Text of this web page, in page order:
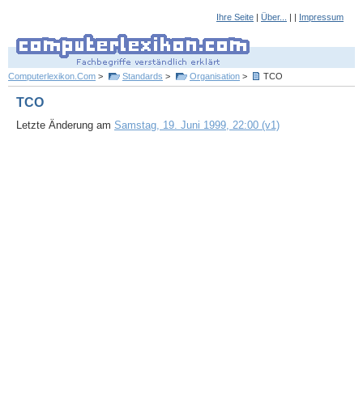
Ihre Seite | Über... | | Impressum
Computerlexikon.Com > Standards > Organisation > TCO
TCO
Letzte Änderung am Samstag, 19. Juni 1999, 22:00 (v1)